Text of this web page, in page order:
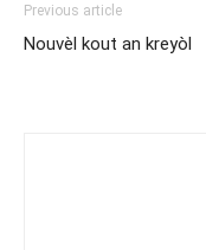
Previous article
Nouvèl kout an kreyòl